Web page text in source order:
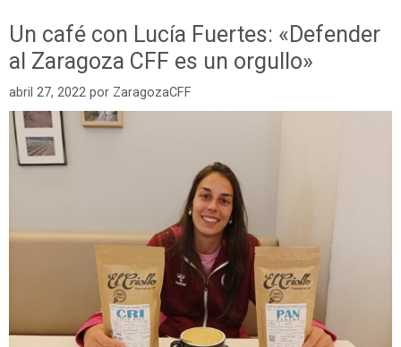
Un café con Lucía Fuertes: «Defender
al Zaragoza CFF es un orgullo»
abril 27, 2022 por ZaragozaCFF